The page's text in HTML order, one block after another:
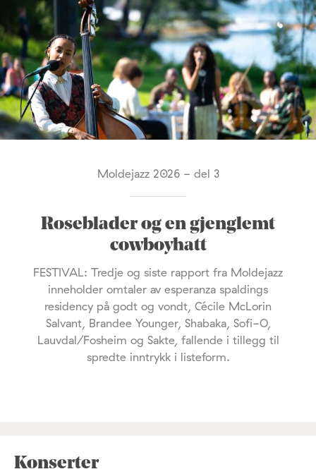
Moldejazz 2026 - del 3
Roseblader og en gjenglemt
cowboyhatt
FESTIVAL: Tredje og siste rapport fra Moldejazz
inneholder omtaler av esperanza spaldings
residency på godt og vondt, Cécile McLorin
Salvant, Brandee Younger, Shabaka, Sofi-O,
Lauvdal/Fosheim og Sakte, fallende i tillegg til
spredte inntrykk i listeform.
Konserter